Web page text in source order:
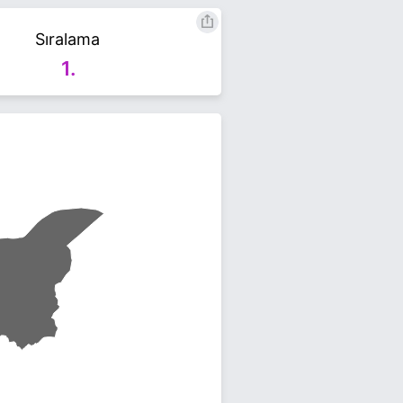
Yaşar ile ilgili daha fazla bilgi için
Sıralama
1.